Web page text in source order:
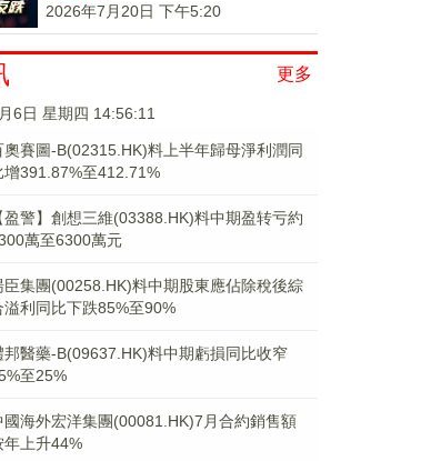
2026年7月20日 下午5:20
更多
6日 星期四 14:56:12
奧賽圖-B(02315.HK)料上半年歸母淨利潤同
增391.87%至412.71%
盈警】創想三維(03388.HK)料中期盈转亏約
萬至6300萬元
臣集團(00258.HK)料中期股東應佔除稅後綜
溢利同比下跌85%至90%
邦醫藥-B(09637.HK)料中期虧損同比收窄
至25%
國海外宏洋集團(00081.HK)7月合約銷售額
年上升44%